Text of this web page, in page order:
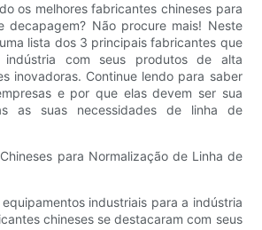
os melhores fabricantes chineses para
decapagem? Não procure mais! Neste
lista dos 3 principais fabricantes que
com seus produtos de alta
inovadoras. Continue lendo para saber
e por que elas devem ser sua
as suas necessidades de linha de
para Normalização de Linha de
industriais para a indústria
chineses se destacaram com seus